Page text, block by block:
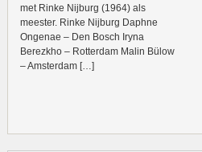
met Rinke Nijburg (1964) als
meester. Rinke Nijburg Daphne
Ongenae – Den Bosch Iryna
Berezkho – Rotterdam Malin Bülow
– Amsterdam […]